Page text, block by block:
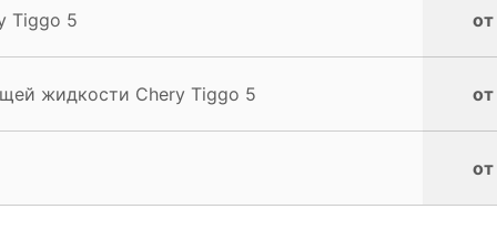
Tiggo 5
жидкости Chery Tiggo 5